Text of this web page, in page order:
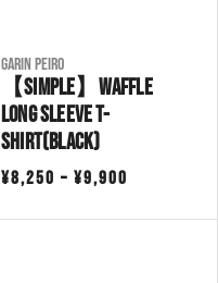
Garin Peiro
【SIMPLE】Waffle
Long Sleeve T-
shirt(Black)
¥8,250 – ¥9,900